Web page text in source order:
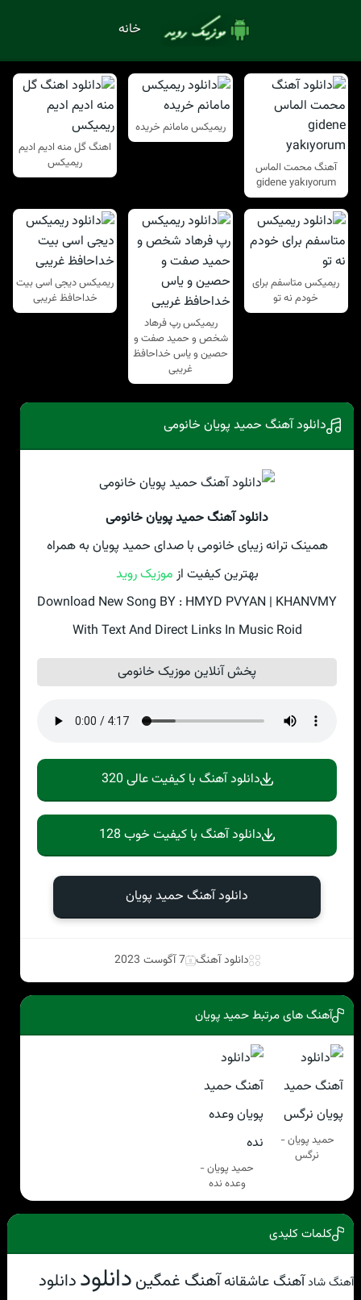
خانه
آهنگ محمت الماس
gidene yakıyorum
ریمیکس مامانم خریده
اهنگ گل منه ادیم ادیم
ریمیکس
ریمیکس متاسفم برای
خودم نه تو
ریمیکس رپ فرهاد
شخص و حمید صفت و
حصین و یاس خداحافظ
غریبی
ریمیکس دیجی اسی بیت
خداحافظ غریبی
دانلود آهنگ حمید پویان خانومی
دانلود آهنگ حمید پویان خانومی
همینک ترانه زیبای خانومی با صدای حمید پویان به همراه
بهترین کیفیت از موزیک روید
Download New Song BY : HMYD PVYAN | KHANVMY
With Text And Direct Links In Music Roid
پخش آنلاین موزیک خانومی
دانلود آهنگ با کیفیت عالی 320
دانلود آهنگ با کیفیت خوب 128
دانلود آهنگ حمید پویان
دانلود آهنگ 7 آگوست 2023
آهنگ های مرتبط حمید پویان
حمید پویان -
نرگس
حمید پویان -
وعده نده
کلمات کلیدی
آهنگ شادآهنگ عاشقانهآهنگ غمگیندانلوددانلود